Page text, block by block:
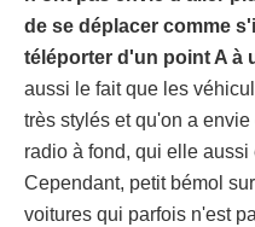
de se déplacer comme
téléporter d'un point A à
aussi le fait que les
très stylés et qu'on a
radio à fond, qui elle
Cependant, petit bémol
voitures qui parfois n'est